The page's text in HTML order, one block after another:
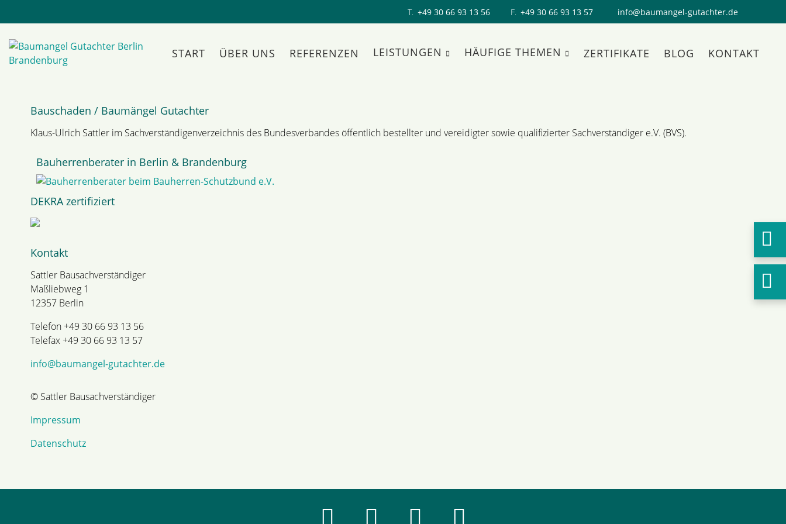
info@baumangel-gutachter.de
F. +49 30 66 93 13 57
T. +49 30 66 93 13 56
Navigation
START ÜBER UNS REFERENZEN LEISTUNGEN HÄUFIGE THEMEN ZERTIFIKATE BLOG KONTAKT
Bauschaden / Baumängel Gutachter
Klaus-Ulrich Sattler im Sachverständigenverzeichnis des Bundesverbandes öffentlich bestellter und vereidigter sowie qualifizierter Sachverständiger e.V. (BVS).
Bauherrenberater in Berlin & Brandenburg
DEKRA zertifiziert
Kontakt
Sattler Bausachverständiger
Maßliebweg 1
12357 Berlin
Telefon +49 30 66 93 13 56
Telefax +49 30 66 93 13 57
info@baumangel-gutachter.de
© Sattler Bausachverständiger
Impressum
Datenschutz